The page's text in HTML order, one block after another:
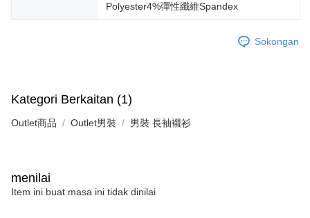
Polyester4%彈性纖維Spandex
Sokongan
Kategori Berkaitan (1)
Outlet商品 Outlet男裝 男裝 長袖襯衫
menilai
Item ini buat masa ini tidak dinilai